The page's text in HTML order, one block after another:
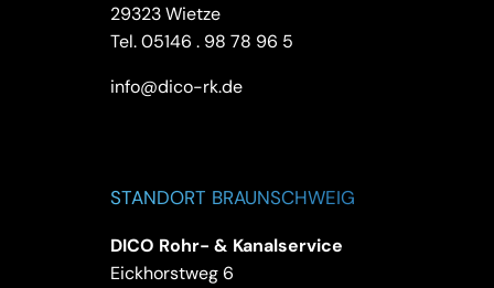
29323 Wietze
Tel.05146 . 98 78 96 5
info@dico-rk.de
STANDORT BRAUNSCHWEIG
DICO Rohr- & Kanalservice
Eickhorstweg 6